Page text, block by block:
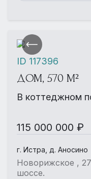
ДОМ, 570 М²
В коттеджном
115 000 000 ₽
г. Истра, д. Аносино
Новорижское ,
шоссе.
ID 117396